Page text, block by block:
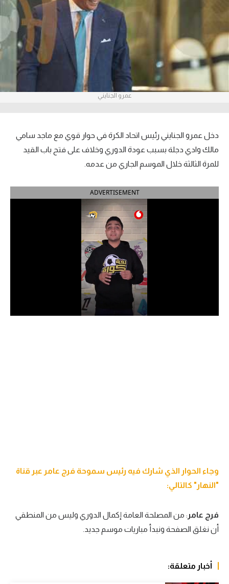
بطولات
الدوري الإنجليزي الممتاز
الدوري الإسباني
الدوري السعودي للمحترفين
دوري أبطال إفريقيا
سعودي في الجول
الدوري الإنجليزي
الدوري الإسباني
دوري أبطال أوروبا
عمرو الجنايني
دخل عمرو الجنايني رئيس اتحاد الكرة في حوار قوي مع ماجد سامي
مالك وادي دجلة بسبب عودة الدوري وخلاف على فتح باب القيد
للمرة الثالثة خلال الموسم الجاري من عدمه.
ADVERTISEMENT
وجاء الحوار الذي شارك فيه رئيس سموحة فرج عامر عبر قناة
"النهار" كالتالي:
فرج عامر : من المصلحة العامة إكمال الدوري وليس من المنطقي
أن نغلق الصفحة ونبدأ مباريات موسم جديد.
أخبار متعلقة: